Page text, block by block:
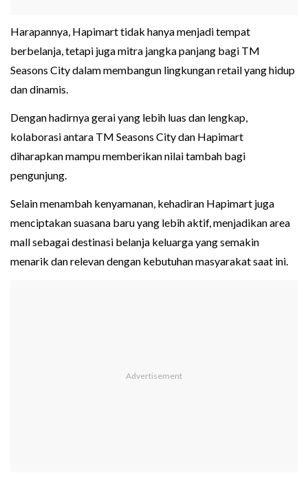
Harapannya, Hapimart tidak hanya menjadi tempat
berbelanja, tetapi juga mitra jangka panjang bagi TM
Seasons City dalam membangun lingkungan retail yang hidup
dan dinamis.
Dengan hadirnya gerai yang lebih luas dan lengkap,
kolaborasi antara TM Seasons City dan Hapimart
diharapkan mampu memberikan nilai tambah bagi
pengunjung.
Selain menambah kenyamanan, kehadiran Hapimart juga
menciptakan suasana baru yang lebih aktif, menjadikan area
mall sebagai destinasi belanja keluarga yang semakin
menarik dan relevan dengan kebutuhan masyarakat saat ini.